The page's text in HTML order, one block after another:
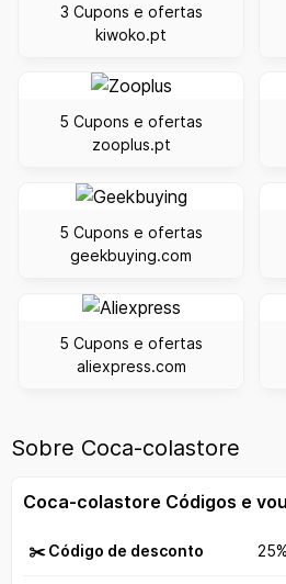
3 Cupons e ofertas
kiwoko.pt
5 Cupons e ofertas
zooplus.pt
5 Cupons e ofertas
geekbuying.com
5 Cupons e ofertas
aliexpress.com
Sobre Coca-colastore
Coca-colastore Códigos e
✂️ Código de desconto 25%